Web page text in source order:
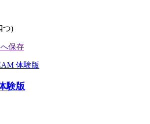
つ)
験版